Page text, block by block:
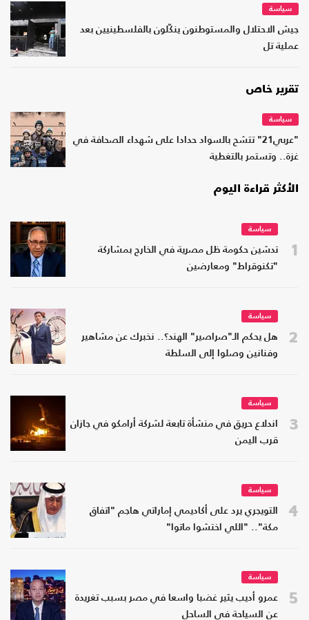
سياسة
جيش الاحتلال والمستوطنون ينكّلون بالفلسطينيين بعد
عملية تل
تقرير خاص
سياسة
"عربي21" تتشح بالسواد حدادا على شهداء الصحافة في
غزة.. وتستمر بالتغطية
الأكثر قراءة اليوم
1
سياسة
تدشين حكومة ظل مصرية في الخارج بمشاركة
"تكنوقراط" ومعارضين
2
سياسة
هل يحكم الـ"صراصير" الهند؟.. نخبرك عن مشاهير
وفنانين وصلوا إلى السلطة
3
سياسة
اندلاع حريق في منشأة تابعة لشركة أرامكو في جازان
قرب اليمن
4
سياسة
التويجري يرد على أكاديمي إماراتي هاجم "اتفاق
مكة".. "اللي اختشوا ماتوا"
5
سياسة
عمرو أديب يثير غضبا واسعا في مصر بسبب تغريدة
عن السياحة في الساحل